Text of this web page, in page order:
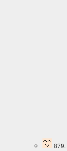
879.